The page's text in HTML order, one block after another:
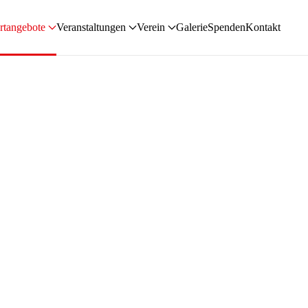
Veranstaltungen Verein GalerieSpendenKontakt